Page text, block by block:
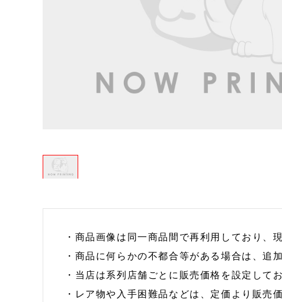
・商品画像は同一商品間で再利用しており、
・商品に何らかの不都合等がある場合は、追
・当店は系列店舗ごとに販売価格を設定して
・レア物や入手困難品などは、定価より販売